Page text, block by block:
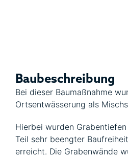
Baubeschreibung
Bei dieser Baumaßnahme
Ortsentwässerung als
Hierbei wurden
Teil sehr beengter
erreicht. Die Grabenwände